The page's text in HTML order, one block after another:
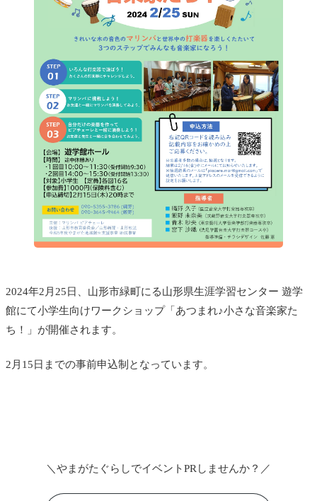
2024年2月25日、山形市緑町にる山形県生涯学習センター 遊学
館にて小学生向けワークショップ「あつまれ♪小さな音楽家た
ち！」が開催されます。
2月15日までの事前申込制となっています。
＼やまがたぐらしでイベントPRしませんか？／